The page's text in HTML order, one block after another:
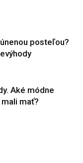
posteľou?
Aké módne
mať?